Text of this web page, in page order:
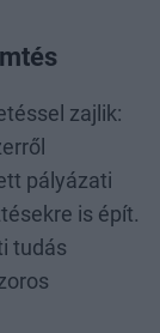
zajlik:
pályázati
is épít.
tudás